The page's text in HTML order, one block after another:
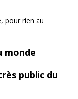
pour rien au
monde
public du